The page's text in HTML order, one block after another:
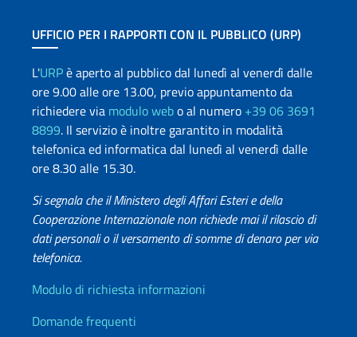
UFFICIO PER I RAPPORTI CON IL PUBBLICO (URP)
L'URPè aperto al pubblico dal lunedì al venerdì dalle
ore 9.00 alle ore 13.00, previo appuntamento da
richiedere via modulo webo al numero +39 06 3691
8899. Il servizio è inoltre garantito in modalità
telefonica ed informatica dal lunedì al venerdì dalle
ore 8.30 alle 15.30.
Si segnala che il Ministero degli Affari Esteri e della
Cooperazione Internazionale non richiede mai il rilascio di
dati personali o il versamento di somme di denaro per via
telefonica.
Info utili
Modulo di richiesta informazioni
Domande frequenti